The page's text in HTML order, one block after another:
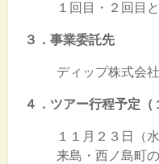
１回目・２回目
３．事業委託先
ディップ株式会社
４．ツアー行程予定（
１１月２３日（
来島・西ノ島町